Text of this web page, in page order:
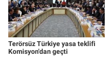
Terörsüz Türkiye yasa teklifi
Komisyon'dan geçti